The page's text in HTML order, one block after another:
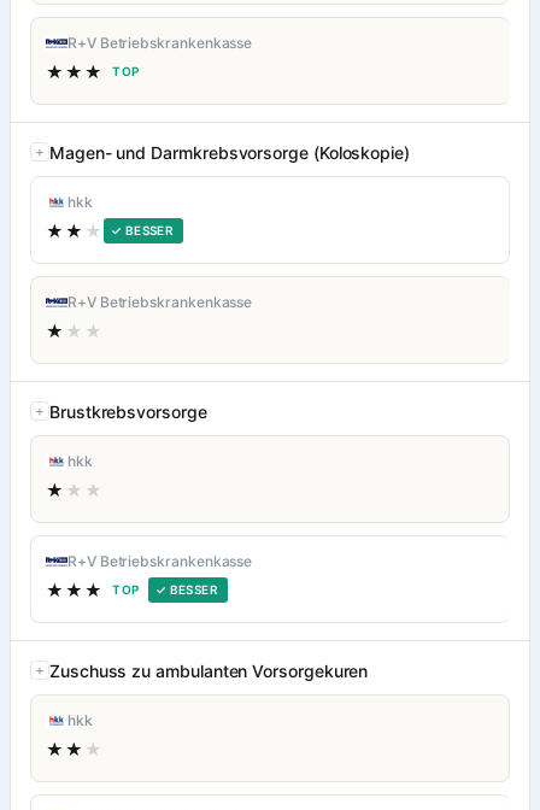
R+V Betriebskrankenkasse
★★★ TOP
Magen- und Darmkrebsvorsorge (Koloskopie)
hkk
★★ ★ ✓ BESSER
R+V Betriebskrankenkasse
★ ★★
Brustkrebsvorsorge
hkk
★ ★★
R+V Betriebskrankenkasse
★★★ TOP ✓ BESSER
Zuschuss zu ambulanten Vorsorgekuren
hkk
★★ ★